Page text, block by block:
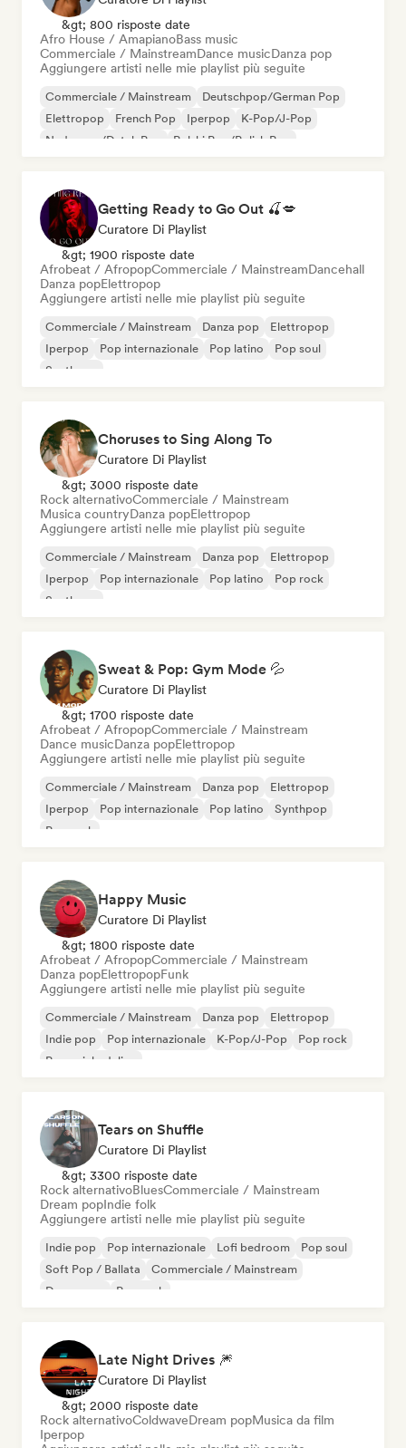
&gt; 800 risposte date
Afro House / AmapianoBass music
Commerciale / MainstreamDance musicDanza pop
Aggiungere artisti nelle mie playlist più seguite
Commerciale / Mainstream
Deutschpop/German Pop
Elettropop
French Pop Iperpop
K-Pop/J-Pop
Nederpop/Dutch Pop
Polski Pop/Polish Pop
Getting Ready to Go Out 🍒💋
Curatore Di Playlist
&gt; 1900 risposte date
Afrobeat / AfropopCommerciale / MainstreamDancehall
Danza popElettropop
Aggiungere artisti nelle mie playlist più seguite
Commerciale / Mainstream Danza pop
Elettropop
Iperpop
Pop internazionale Pop latino
Pop soul
Synthpop
Choruses to Sing Along To
Curatore Di Playlist
&gt; 3000 risposte date
Rock alternativoCommerciale / Mainstream
Musica countryDanza popElettropop
Aggiungere artisti nelle mie playlist più seguite
Commerciale / Mainstream Danza pop
Elettropop
Iperpop
Pop internazionale Pop latino
Pop rock
Synthpop
Sweat & Pop: Gym Mode 💦
Curatore Di Playlist
&gt; 1700 risposte date
Afrobeat / AfropopCommerciale / Mainstream
Dance musicDanza popElettropop
Aggiungere artisti nelle mie playlist più seguite
Commerciale / Mainstream Danza pop
Elettropop
Iperpop
Pop internazionale Pop latino
Synthpop
Pop rock
Happy Music
Curatore Di Playlist
&gt; 1800 risposte date
Afrobeat / AfropopCommerciale / Mainstream
Danza popElettropopFunk
Aggiungere artisti nelle mie playlist più seguite
Commerciale / Mainstream Danza pop
Elettropop
Indie pop
Pop internazionale K-Pop/J-Pop
Pop rock
Pop psichedelico
Tears on Shuffle
Curatore Di Playlist
&gt; 3300 risposte date
Rock alternativoBluesCommerciale / Mainstream
Dream popIndie folk
Aggiungere artisti nelle mie playlist più seguite
Indie pop Pop internazionale Lofi bedroom
Pop soul
Soft Pop / Ballata
Commerciale / Mainstream
Dream pop
Pop rock
Late Night Drives 🎆
Curatore Di Playlist
&gt; 2000 risposte date
Rock alternativoColdwaveDream popMusica da film
Iperpop